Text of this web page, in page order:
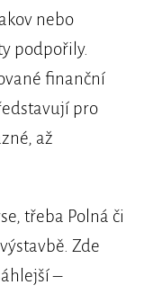
nebo
podpořily.
finanční
pro
až
třeba Polná či
Zde
–